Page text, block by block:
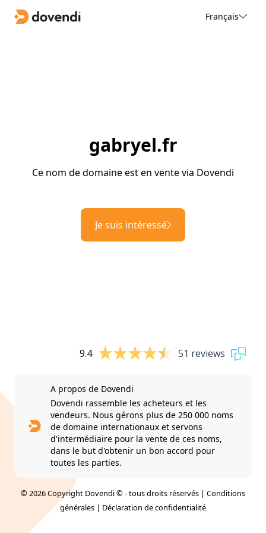
Français
gabryel.fr
Ce nom de domaine est en vente via Dovendi
Je suis intéressé
9.4 51 reviews
A propos de Dovendi
Dovendi rassemble les acheteurs et les
vendeurs. Nous gérons plus de 250 000 noms
de domaine internationaux et servons
d'intermédiaire pour la vente de ces noms,
dans le but d'obtenir un bon accord pour
toutes les parties.
© 2026 Copyright Dovendi © - tous droits réservés | Conditions
générales | Déclaration de confidentialité